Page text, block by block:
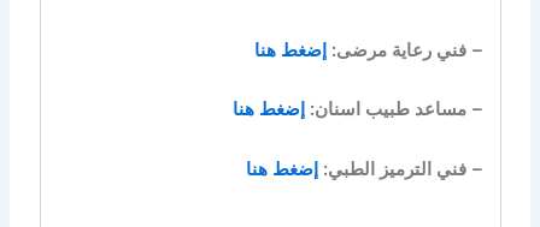
– فني رعاية مرضى: إضغط هنا
– مساعد طبيب اسنان: إضغط هنا
– فني الترميز الطبي:إضغط هنا